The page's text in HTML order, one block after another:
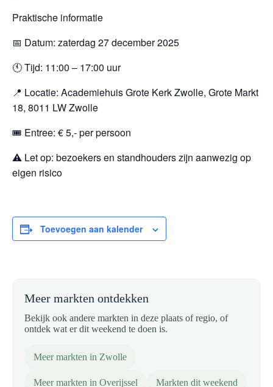
Praktische informatie
📅 Datum: zaterdag 27 december 2025
🕚 Tijd: 11:00 – 17:00 uur
📍 Locatie: Academiehuis Grote Kerk Zwolle, Grote Markt
18, 8011 LW Zwolle
🎟️ Entree: € 5,- per persoon
⚠️ Let op: bezoekers en standhouders zijn aanwezig op
eigen risico
Toevoegen aan kalender
Meer markten ontdekken
Bekijk ook andere markten in deze plaats of regio, of
ontdek wat er dit weekend te doen is.
Meer markten in Zwolle
Meer markten in Overijssel Markten dit weekend